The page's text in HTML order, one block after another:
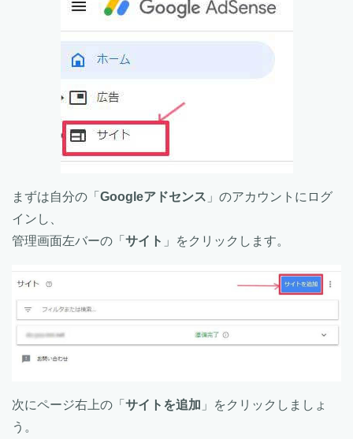
まずは自分の「 Googleアドセンス 」のアカウントにログ
インし、
管理画面左バーの「 サイト 」をクリックします。
次にページ右上の「 サイトを追加 」をクリックしましょ
う。